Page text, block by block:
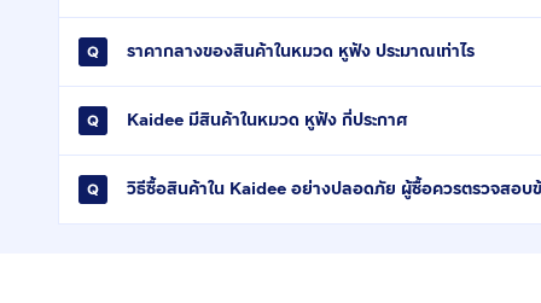
ราคากลางของสินค้าในหมวด หูฟัง ประมาณเท่าไร
Kaidee มีสินค้าในหมวด หูฟัง กี่ประกาศ
วิธีซื้อสินค้าใน Kaidee อย่างปลอดภัย ผู้ซื้อควรตรวจสอบ